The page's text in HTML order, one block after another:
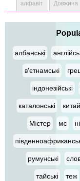
алфавіт Довжина
албанські
в'єтнамські
індонезійські
каталонські
Містер мс
румунські
тайські теж